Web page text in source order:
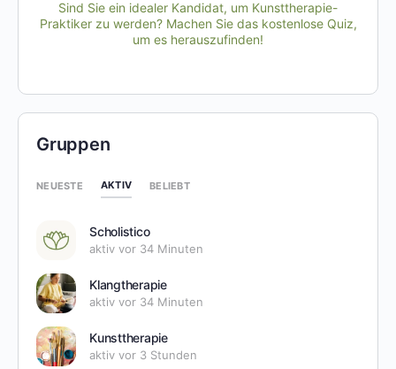
Sind Sie ein idealer Kandidat, um Kunsttherapie-
Praktiker zu werden? Machen Sie das kostenlose Quiz,
um es herauszufinden!
Gruppen
NEUESTE AKTIV BELIEBT
Scholistico
aktiv vor 34 Minuten
Klangtherapie
aktiv vor 34 Minuten
Kunsttherapie
aktiv vor 3 Stunden